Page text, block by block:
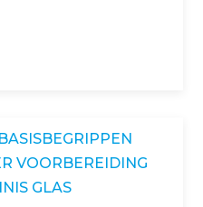
VOORBEREIDING
GLAS